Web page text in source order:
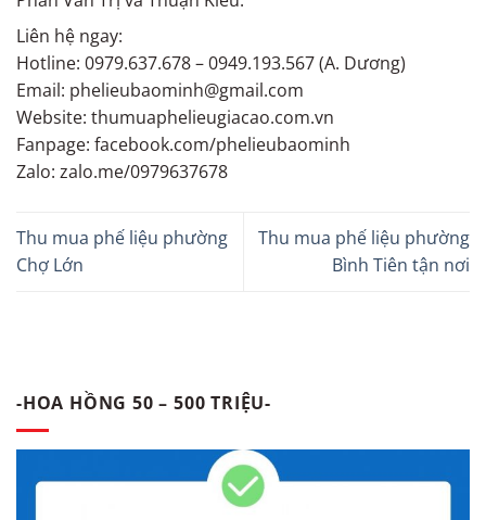
Liên hệ ngay:
Hotline: 0979.637.678 – 0949.193.567 (A. Dương)
Email: phelieubaominh@gmail.com
Website: thumuaphelieugiacao.com.vn
Fanpage: facebook.com/phelieubaominh
Zalo: zalo.me/0979637678
Thu mua phế liệu phường
Chợ Lớn
Thu mua phế liệu phường
Bình Tiên tận nơi
-HOA HỒNG 50 – 500 TRIỆU-